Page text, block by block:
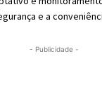
e a
- Publicidade -